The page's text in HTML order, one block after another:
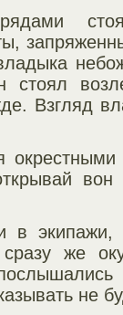
Взгляд
вон
в экипажи,
же
не